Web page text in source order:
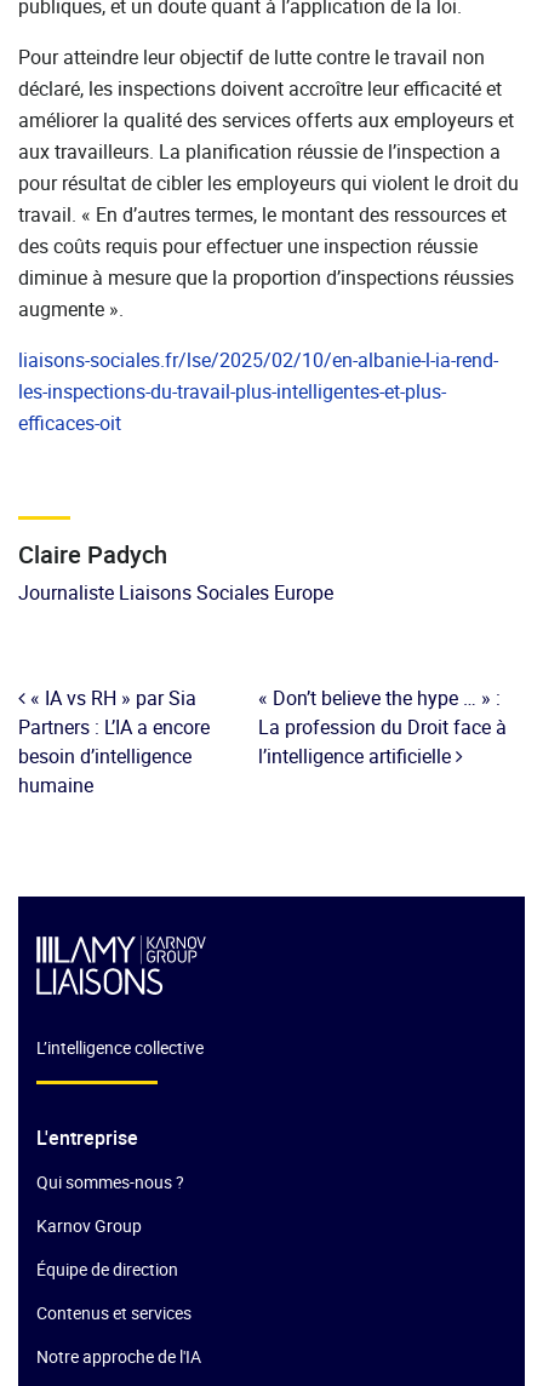
publiques, et un doute quant à l’application de la loi.
Pour atteindre leur objectif de lutte contre le travail non
déclaré, les inspections doivent accroître leur efficacité et
améliorer la qualité des services offerts aux employeurs et
aux travailleurs. La planification réussie de l’inspection a
pour résultat de cibler les employeurs qui violent le droit du
travail. « En d’autres termes, le montant des ressources et
des coûts requis pour effectuer une inspection réussie
diminue à mesure que la proportion d’inspections réussies
augmente ».
liaisons-sociales.fr/lse/2025/02/10/en-albanie-l-ia-rend-
les-inspections-du-travail-plus-intelligentes-et-plus-
efficaces-oit
Claire Padych
Journaliste Liaisons Sociales Europe
« IA vs RH » par Sia
Partners : L’IA a encore
besoin d’intelligence
humaine
« Don’t believe the hype … » :
La profession du Droit face à
l’intelligence artificielle
L’intelligence collective
L'entreprise
Qui sommes-nous ?
Karnov Group
Équipe de direction
Contenus et services
Notre approche de l'IA